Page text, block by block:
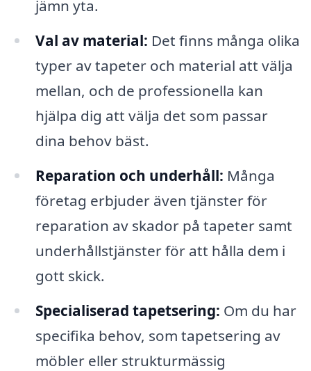
jämn yta.
Val av material: Det finns många olika
typer av tapeter och material att välja
mellan, och de professionella kan
hjälpa dig att välja det som passar
dina behov bäst.
Reparation och underhåll: Många
företag erbjuder även tjänster för
reparation av skador på tapeter samt
underhållstjänster för att hålla dem i
gott skick.
Specialiserad tapetsering: Om du har
specifika behov, som tapetsering av
möbler eller strukturmässig